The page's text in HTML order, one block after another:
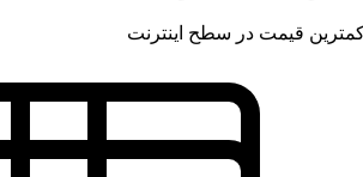
قیمت در سطح اینترنت